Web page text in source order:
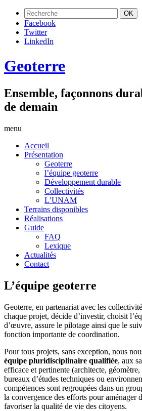
Facebook
Twitter
LinkedIn
Geoterre
Ensemble, façonnons
de demain
menu
Accueil
Présentation
Geoterre
l’équipe geoterre
Développement durable
Collectivités
L’UNAM
Terrains disponibles
Réalisations
Guide
FAQ
Lexique
Actualités
Contact
L’équipe geoterre
Geoterre, en partenariat avec les
chaque projet, décide d’investir, choisit
d’œuvre, assure le pilotage ainsi que le
fonction importante de coordination.
Pour tous projets, sans exception, nous
équipe pluridisciplinaire qualifiée, aux
efficace et pertinente (architecte,
bureaux d’études techniques ou
compétences sont regroupées dans un
la convergence des efforts pour aménager
favoriser la qualité de vie des citoyens.